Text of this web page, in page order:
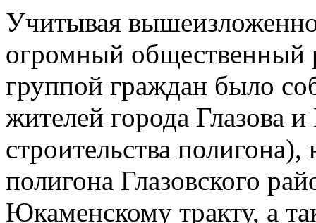
Учитывая
огромный общественный
группой граждан было
жителей города Глазова
строительства
полигона Глазовского
Юкаменскому тракту, а